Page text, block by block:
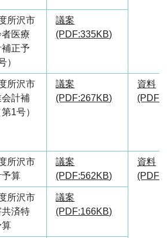
所沢市
医療
正予
）
議案
(PDF:335KB)
所沢市
計補
1号）
議案
(PDF:267KB)
資料
所沢市
算
議案
(PDF:562KB)
資料
所沢市
済特
算
議案
(PDF:166KB)